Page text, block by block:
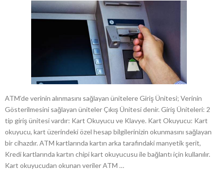
ATM’de verinin alınmasını sağlayan ünitelere Giriş Ünitesi; Verinin
Gösterilmesini sağlayan üniteler Çıkış Ünitesi denir. Giriş Üniteleri: 2
tip giriş ünitesi vardır: Kart Okuyucu ve Klavye. Kart Okuyucu: Kart
okuyucu, kart üzerindeki özel hesap bilgilerinizin okunmasını sağlayan
bir cihazdır. ATM kartlarında kartın arka tarafındaki manyetik şerit,
Kredi kartlarında kartın chipi kart okuyucusu ile bağlantı için kullanılır.
Kart okuyucudan okunan veriler ATM …